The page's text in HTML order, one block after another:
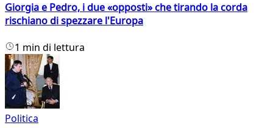
Giorgia e Pedro, i due «opposti» che tirando la corda
rischiano di spezzare l'Europa
1 min di lettura
Politica